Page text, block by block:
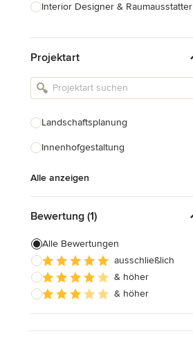
Interior Designer & Raumausstatter
Landschaftsarchitekten
Armaturen & Sanitärbedarf
Einbauschränke
Projektart
Landschaftsplanung
Innenhofgestaltung
Alle anzeigen
Bewertung (1)
Alle Bewertungen
ausschließlich
& höher
& höher